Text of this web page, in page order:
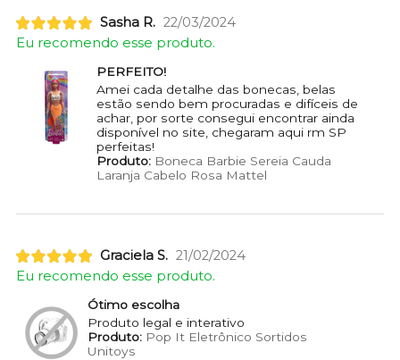
Sasha R. 22/03/2024
Eu recomendo esse produto.
PERFEITO!
Amei cada detalhe das bonecas, belas
estão sendo bem procuradas e difíceis de
achar, por sorte consegui encontrar ainda
disponível no site, chegaram aqui rm SP
perfeitas!
Produto:Boneca Barbie Sereia Cauda
Laranja Cabelo Rosa Mattel
Graciela S. 21/02/2024
Eu recomendo esse produto.
Ótimo escolha
Produto legal e interativo
Produto:Pop It Eletrônico Sortidos
Unitoys